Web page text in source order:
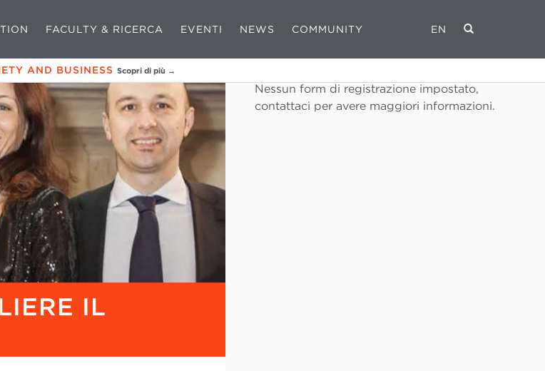
FACULTY & RICERCA EVENTI NEWS COMMUNITY EN
AND BUSINESS Scopri di più →
IL
Nessun form di registrazione impostato,
contattaci per avere maggiori informazioni.